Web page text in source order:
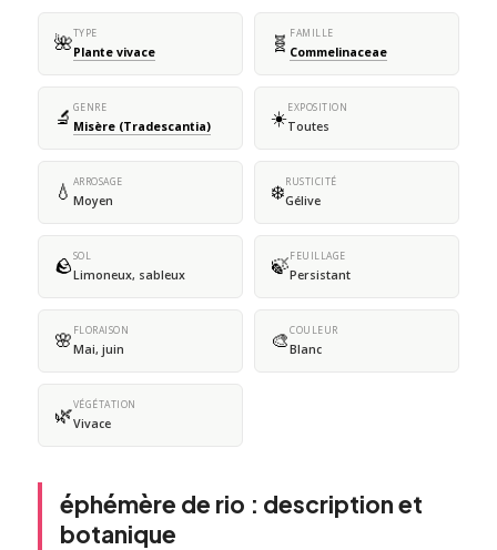
🌺TYPE
Plante vivace 🧬 FAMILLE
Commelinaceae
🔬 GENRE
Misère (Tradescantia) ☀️EXPOSITION
Toutes
💧 ARROSAGE
Moyen ❄️RUSTICITÉ
Gélive
🪨SOL
Limoneux, sableux 🍃FEUILLAGE
Persistant
🌸 FLORAISON
Mai, juin 🎨COULEUR
Blanc
🌿VÉGÉTATION
Vivace
éphémère de rio : description et
botanique